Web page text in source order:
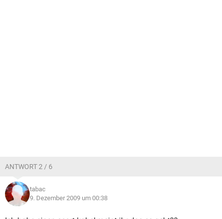
ANTWORT 2 / 6
tabac
9. Dezember 2009 um 00:38